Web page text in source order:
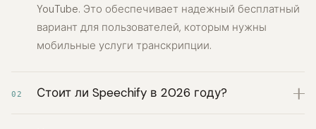
YouTube. Это обеспечивает надежный бесплатный
вариант для пользователей, которым нужны
мобильные услуги транскрипции.
02 Стоит ли Speechify в 2026 году?